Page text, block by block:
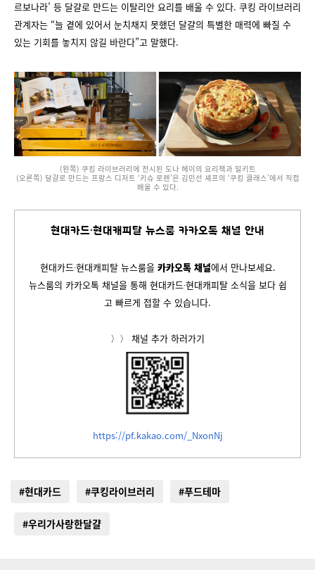
르보나라’ 등 달걀로 만드는 이탈리안 요리를 배울 수 있다. 쿠킹 라이브러리
관계자는 “늘 곁에 있어서 눈치채지 못했던 달걀의 특별한 매력에 빠질 수
있는 기회를 놓치지 않길 바란다”고 말했다.
(왼쪽) 쿠킹 라이브러리에 전시된 도나 헤이의 요리책과 밀키트
(오른쪽) 달걀로 만드는 프랑스 디저트 ‘키슈 로렌’은 김민선 셰프의 ‘쿠킹 클래스’에서 직접
배울 수 있다.
현대카드∙현대캐피탈 뉴스룸 카카오톡 채널 안내
현대카드∙현대캐피탈 뉴스룸을 카카오톡 채널에서 만나보세요.
뉴스룸의 카카오톡 채널을 통해 현대카드∙현대캐피탈 소식을 보다 쉽
고 빠르게 접할 수 있습니다.
〉〉 채널 추가 하러가기
https://pf.kakao.com/_NxonNj
#현대카드 #쿠킹라이브러리 #푸드테마
#우리가사랑한달걀